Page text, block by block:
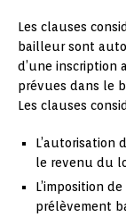
Les clauses
bailleur sont
d’une inscription
prévues dans le
Les clauses
L’autorisation
le revenu du
L’imposition
prélèvement